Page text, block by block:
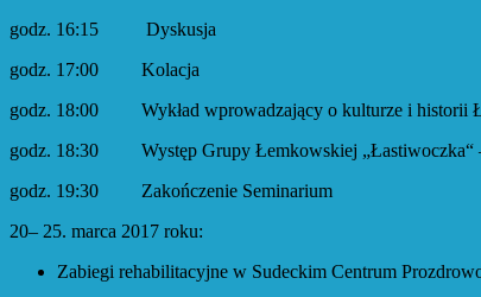
godz. 16:15 Dyskusja
godz. 17:00 Kolacja
godz. 18:00 Wykład wprowadzający o kulturze i historii
godz. 18:30 Występ Grupy Łemkowskiej „Łastiwoczka“ –
godz. 19:30 Zakończenie Seminarium
20– 25. marca 2017 roku:
Zabiegi rehabilitacyjne w Sudeckim Centrum